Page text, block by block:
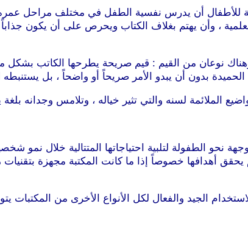
للأطفال أن يدرس نفسية الطفل في مختلف مراحل عمره
، وأن يهتم بغلاف الكتاب ويحرص على أن يكون
نوعان من القيم : قيم صريحة يطرحها الكاتب
بدون أن يبدو الأمر صريحاً أو واضحاً ، بل
الملائمة لسنه والتي تثير خياله ، وتلامس وجدانه
نحو الطفولة لتلبية احتياجاتها المتتالية خلال نمو
أهدافها خصوصاً إذا ما كانت المكتبة مجهزة
الجيد والفعال لكل الأنواع الأخرى من المكتبات